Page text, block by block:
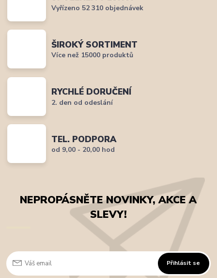
Vyřízeno 52 310 objednávek
ŠIROKÝ SORTIMENT
Více než 15000 produktů
RYCHLÉ DORUČENÍ
2. den od odeslání
TEL. PODPORA
od 9,00 - 20,00 hod
NEPROPÁSNĚTE NOVINKY, AKCE A
SLEVY!
Přihlásit se